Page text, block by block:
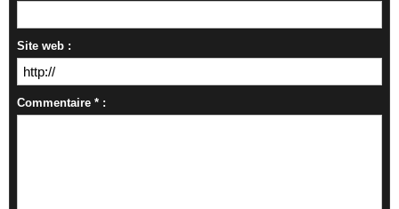
Site web :
Commentaire * :